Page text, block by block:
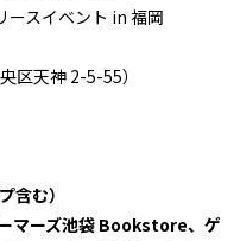
ースイベント in 福岡
区天神 2-5-55）
含む）
マーズ池袋 Bookstore、ゲ